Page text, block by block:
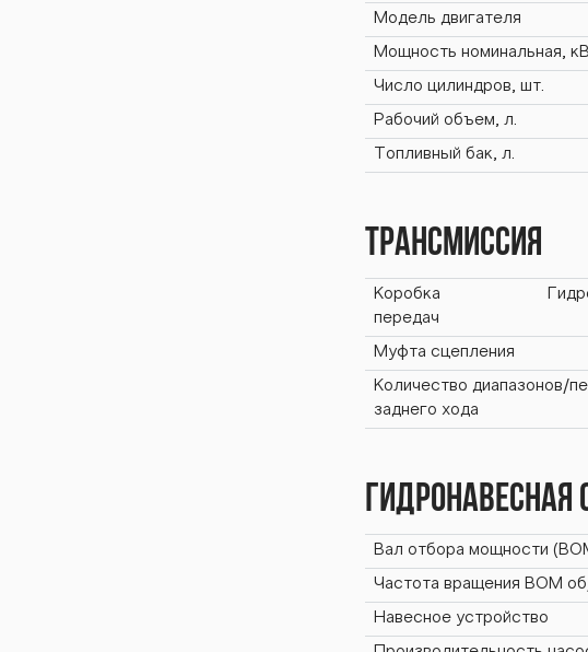
Модель двигателя
Мощность номинальная,
Число цилиндров, шт.
Рабочий объем, л.
Топливный бак, л.
Трансмиссия
Коробка
передач
Муфта сцепления
Количество диапазонов/
заднего хода
Гидронавесная
Вал отбора мощности
Частота вращения ВОМ
Навесное устройство